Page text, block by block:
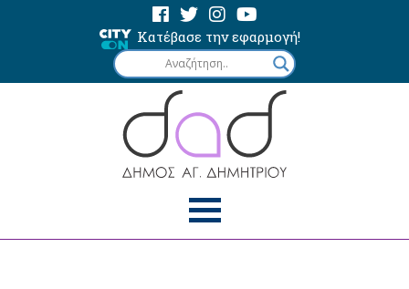
Κατέβασε την εφαρμογή!